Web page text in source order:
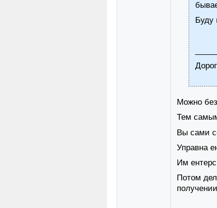
Буду
Можно
Тем
Вы сами
Управна
Им
Потом